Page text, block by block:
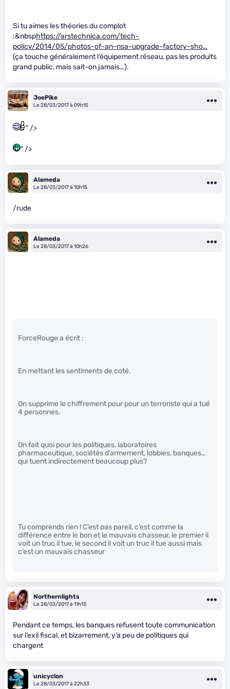
Si tu aimes les théories du complot
:&nbsphttps://arstechnica.com/tech-
policy/2014/05/photos-of-an-nsa-upgrade-factory-sho…
(ça touche généralement l’équipement réseau, pas les produits
grand public, mais sait-on jamais…).
JoePike
Le 28/03/2017 à 09h15
" />
" />
Alameda
Le 28/03/2017 à 10h15
/rude
Alameda
Le 28/03/2017 à 10h26
ForceRouge a écrit :
En mettant les sentiments de coté.
On supprime le chiffrement pour pour un terroriste qui a tué
4 personnes.
On fait quoi pour les politiques, laboratoires
pharmaceutique, sociétés d’armement, lobbies, banques…
qui tuent indirectement beaucoup plus?
Tu comprends rien ! C’est pas pareil, c’est comme la
différence entre le bon et le mauvais chasseur, le premier il
voit un truc il tue, le second il voit un truc il tue aussi mais
c’est un mauvais chasseur
Northernlights
Le 28/03/2017 à 11h13
Pendant ce temps, les banques refusent toute communication
sur l’exil fiscal, et bizarrement, y’a peu de politiques qui
chargent
unicyclon
Le 28/03/2017 à 22h33